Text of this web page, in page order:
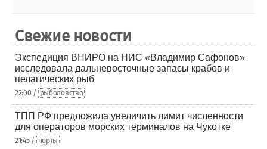
Свежие новости
Экспедиция ВНИРО на НИС «Владимир Сафонов»
исследовала дальневосточные запасы крабов и
пелагических рыб
22:00 / рыболовство
ТПП РФ предложила увеличить лимит численности
для операторов морских терминалов на Чукотке
21:45 / порты